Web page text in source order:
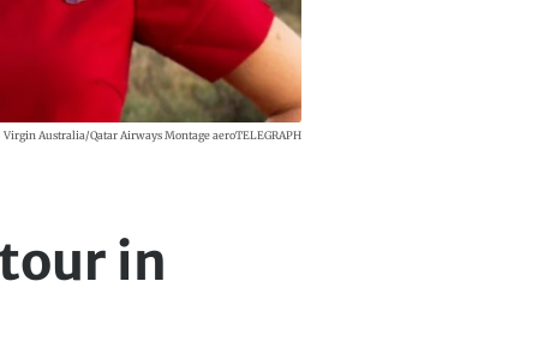
Virgin Australia/Qatar Airways Montage aeroTELEGRAPH
in